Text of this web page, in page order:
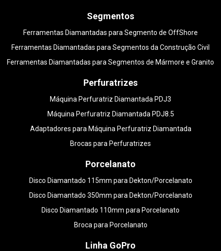
Segmentos
Ferramentas Diamantadas para Segmento de OffShore
Ferramentas Diamantadas para Segmentos da Construção Civil
Ferramentas Diamantadas para Segmentos de Mármore e Granito
Perfuratrizes
Máquina Perfuratriz Diamantada PDJ3
Máquina Perfuratriz Diamantada PDJ8.5
Adaptadores para Máquina Perfuratriz Diamantada
Brocas para Perfuratrizes
Porcelanato
Disco Diamantado 115mm para Dekton/Porcelanato
Disco Diamantado 350mm para Dekton/Porcelanato
Disco Diamantado 110mm para Porcelanato
Broca para Porcelanato
Linha GoPro